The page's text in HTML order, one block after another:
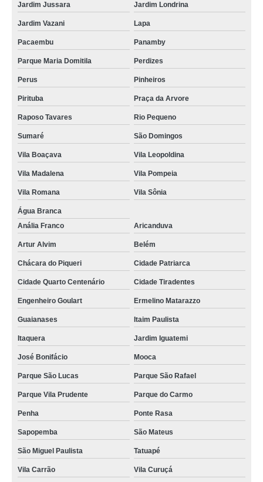
Jardim Jussara Jardim Londrina
Jardim Vazani Lapa
Pacaembu Panamby
Parque Maria Domitila Perdizes
Perus Pinheiros
Pirituba Praça da Arvore
Raposo Tavares Rio Pequeno
Sumaré São Domingos
Vila Boaçava Vila Leopoldina
Vila Madalena Vila Pompeia
Vila Romana Vila Sônia
Água Branca
Anália Franco
Aricanduva
Artur Alvim Belém
Chácara do Piqueri Cidade Patriarca
Cidade Quarto Centenário Cidade Tiradentes
Engenheiro Goulart Ermelino Matarazzo
Guaianases Itaim Paulista
Itaquera Jardim Iguatemi
José Bonifácio Mooca
Parque São Lucas Parque São Rafael
Parque Vila Prudente Parque do Carmo
Penha Ponte Rasa
Sapopemba São Mateus
São Miguel Paulista Tatuapé
Vila Carrão Vila Curuçá